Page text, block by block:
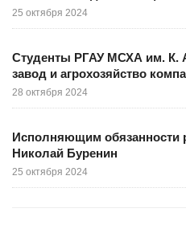
25 октября 2024
Студенты РГАУ МСХА им. К.
завод и агрохозяйство
28 октября 2024
Исполняющим обязанности
Николай Буренин
25 октября 2024